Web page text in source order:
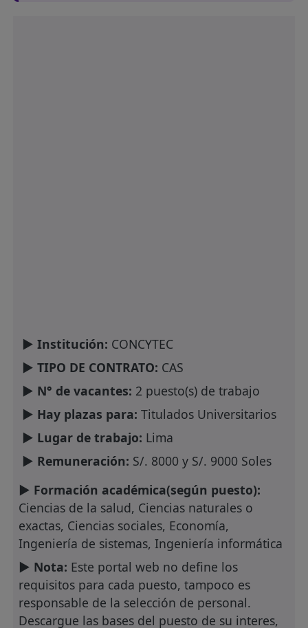
► Institución: CONCYTEC
► TIPO DE CONTRATO: CAS
► N° de vacantes: 2 puesto(s) de trabajo
► Hay plazas para: Titulados Universitarios
► Lugar de trabajo: Lima
► Remuneración: S/. 8000 y S/. 9000 Soles
► Formación académica(según puesto):
Ciencias de la salud, Ciencias naturales o
exactas, Ciencias sociales, Economía,
Ingeniería de sistemas, Ingeniería informática
► Nota: Este portal web no define los
requisitos para cada puesto, tampoco es
responsable de la selección de personal.
Descargue las bases del puesto de su interes,